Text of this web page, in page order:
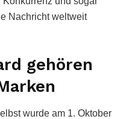
Nachricht weltweit
gehören
wurde am 1. Oktober